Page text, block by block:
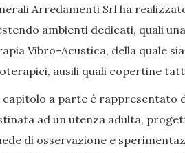
Arredamenti Srl ha
ambienti dedicati, quali
Vibro-Acustica, della quale
ausili quali copertine
capitolo a parte è rappresentato
ad un utenza adulta,
di osservazione e